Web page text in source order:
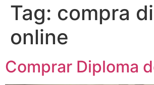
Tag: compra
online
Comprar Diploma